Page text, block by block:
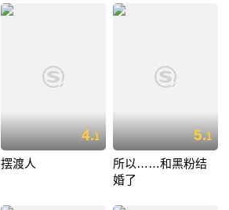
4.1
摆渡人
5.1
所以……和黑粉结
婚了